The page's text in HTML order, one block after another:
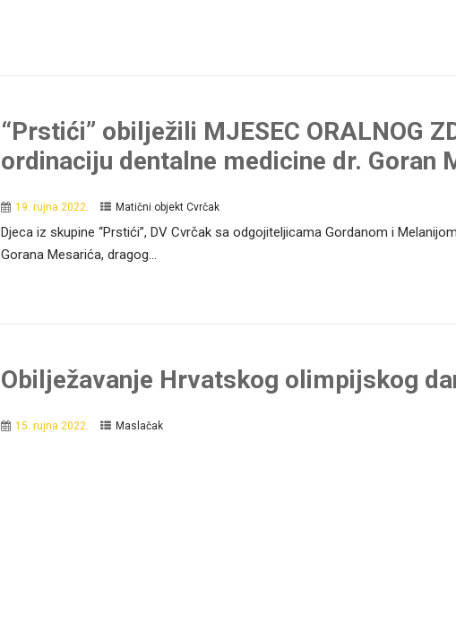
“Prstići” obilježili MJESEC ORALNOG
ordinaciju dentalne medicine dr. Goran
19. rujna 2022. Matični objekt Cvrčak
Djeca iz skupine “Prstići”, DV Cvrčak sa odgojiteljicama Gordanom i
Gorana Mesarića, dragog...
Obilježavanje Hrvatskog olimpijskog
15. rujna 2022. Maslačak